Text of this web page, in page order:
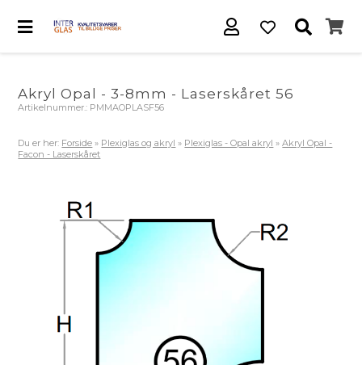
Akryl Opal - 3-8mm - Laserskåret 56
Artikelnummer.: PMMAOPLASF56
Du er her: Forside » Plexiglas og akryl » Plexiglas - Opal akryl »Akryl Opal -
Facon - Laserskåret